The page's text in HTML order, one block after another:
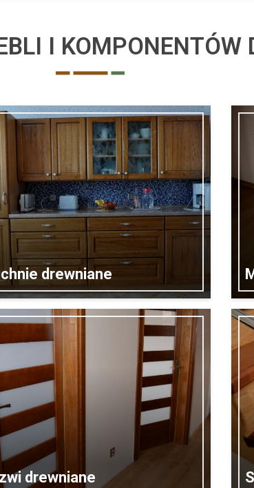
I KOMPONENTÓW
drewniane
drewniane